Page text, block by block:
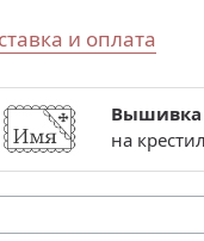
и оплата
Все для
в одном
Вышивка
на